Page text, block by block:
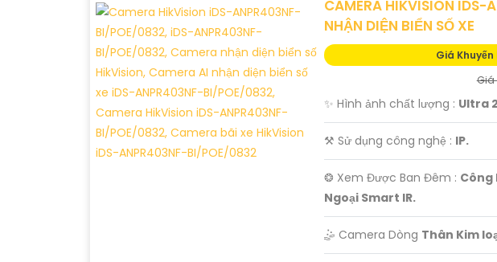
CAMERA HIKVISION
NHẬN DIỆN BIỂN SỐ XE
Giá Khuyến
Giá
✨ Hình ảnh chất lượng : Ultra
⚒ Sử dụng công nghệ : IP.
❂ Xem Được Ban Đêm : Công
Ngoại Smart IR.
🤹 Camera Dòng Thân Kim